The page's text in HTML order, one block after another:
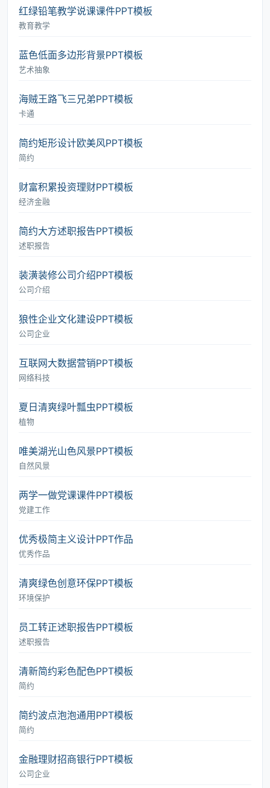
红绿铅笔教学说课课件PPT模板
教育教学
蓝色低面多边形背景PPT模板
艺术抽象
海贼王路飞三兄弟PPT模板
卡通
简约矩形设计欧美风PPT模板
简约
财富积累投资理财PPT模板
经济金融
简约大方述职报告PPT模板
述职报告
装潢装修公司介绍PPT模板
公司介绍
狼性企业文化建设PPT模板
公司企业
互联网大数据营销PPT模板
网络科技
夏日清爽绿叶瓢虫PPT模板
植物
唯美湖光山色风景PPT模板
自然风景
两学一做党课课件PPT模板
党建工作
优秀极简主义设计PPT作品
优秀作品
清爽绿色创意环保PPT模板
环境保护
员工转正述职报告PPT模板
述职报告
清新简约彩色配色PPT模板
简约
简约波点泡泡通用PPT模板
简约
金融理财招商银行PPT模板
公司企业